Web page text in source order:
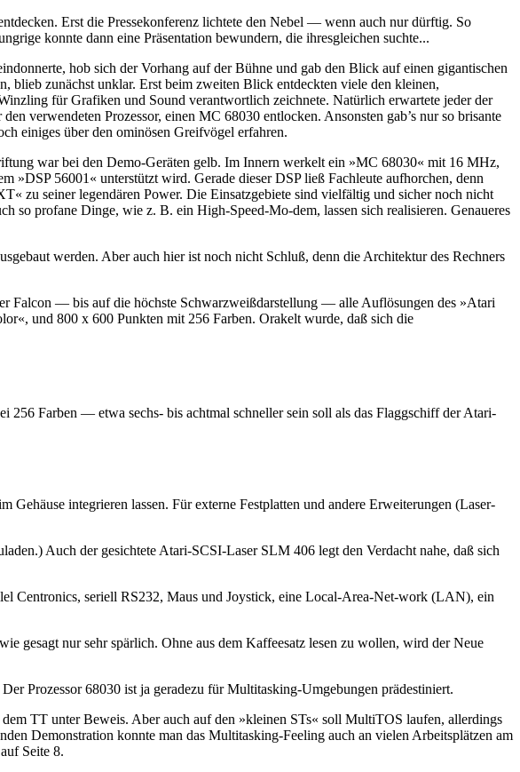
Erst die Pressekonferenz lichtete den Nebel — wenn auch nur dürftig. So
konnte dann eine Präsentation bewundern, die ihresgleichen suchte...
hob sich der Vorhang auf der Bühne und gab den Blick auf einen gigantischen
zunächst unklar. Erst beim zweiten Blick entdeckten viele den kleinen,
für Grafiken und Sound verantwortlich zeichnete. Natürlich erwartete jeder der
verwendeten Prozessor, einen MC 68030 entlocken. Ansonsten gab’s nur so brisante
einiges über den ominösen Greifvögel erfahren.
war bei den Demo-Geräten gelb. Im Innern werkelt ein »MC 68030« mit 16 MHz,
»DSP 56001« unterstützt wird. Gerade dieser DSP ließ Fachleute aufhorchen, denn
zu seiner legendären Power. Die Einsatzgebiete sind vielfältig und sicher noch nicht
so profane Dinge, wie z. B. ein High-Speed-Mo-dem, lassen sich realisieren. Genaueres
werden. Aber auch hier ist noch nicht Schluß, denn die Architektur des Rechners
Falcon — bis auf die höchste Schwarzweißdarstellung — alle Auflösungen des »Atari
und 800 x 600 Punkten mit 256 Farben. Orakelt wurde, daß sich die
Farben — etwa sechs- bis achtmal schneller sein soll als das Flaggschiff der Atari-
integrieren lassen. Für externe Festplatten und andere Erweiterungen (Laser-
Auch der gesichtete Atari-SCSI-Laser SLM 406 legt den Verdacht nahe, daß sich
Centronics, seriell RS232, Maus und Joystick, eine Local-Area-Net-work (LAN), ein
gesagt nur sehr spärlich. Ohne aus dem Kaffeesatz lesen zu wollen, wird der Neue
Prozessor 68030 ist ja geradezu für Multitasking-Umgebungen prädestiniert.
TT unter Beweis. Aber auch auf den »kleinen STs« soll MultiTOS laufen, allerdings
Demonstration konnte man das Multitasking-Feeling auch an vielen Arbeitsplätzen am
Seite 8.